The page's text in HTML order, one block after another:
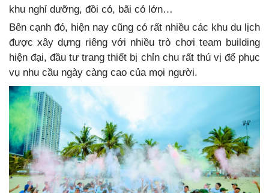
khu nghỉ dưỡng, đồi cỏ, bãi cỏ lớn…
Bên cạnh đó, hiện nay cũng có rất nhiều các khu du lịch
được xây dựng riêng với nhiều trò chơi team building
hiện đại, đầu tư trang thiết bị chỉn chu rất thú vị để phục
vụ nhu cầu ngày càng cao của mọi người.